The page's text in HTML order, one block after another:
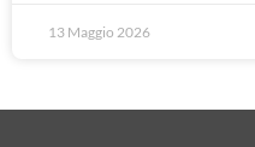
13 Maggio 2026